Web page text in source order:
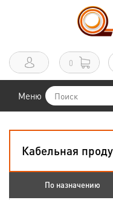
0
Меню
Кабельная
По назначению